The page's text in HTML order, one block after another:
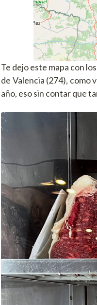
Te dejo este mapa con
de Valencia (274), como
año, eso sin contar que